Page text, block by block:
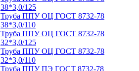
38*3,0/125
Труба ППУ ОЦ ГОСТ 8732-78
38*3,0/110
Труба ППУ ОЦ ГОСТ 8732-78
32*3,0/125
Труба ППУ ОЦ ГОСТ 8732-78
32*3,0/110
Труба ППУ ПЭ ГОСТ 8732-78